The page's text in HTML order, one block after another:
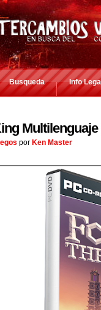
Busqueda Info
por Ken Master